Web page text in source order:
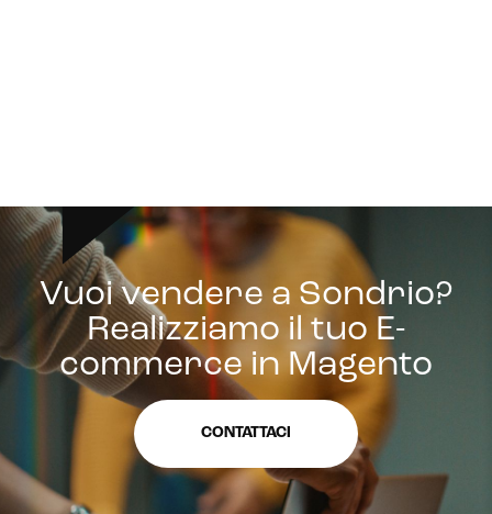
Vuoi vendere a Sondrio?
Realizziamo il tuo E-
commerce in Magento
CONTATTACI